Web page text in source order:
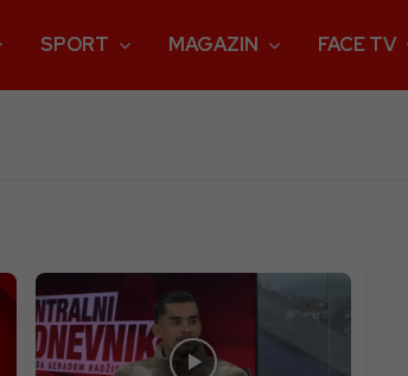
SPORT MAGAZIN FACE TV